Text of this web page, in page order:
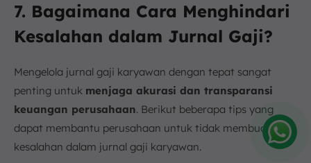
7. Bagaimana Cara Menghindari
Kesalahan dalam Jurnal Gaji?
Mengelola jurnal gaji karyawan dengan tepat sangat
penting untuk menjaga akurasi dan transparansi
keuangan perusahaan. Berikut beberapa tips yang
dapat membantu perusahaan untuk tidak membuat
kesalahan dalam jurnal gaji karyawan.